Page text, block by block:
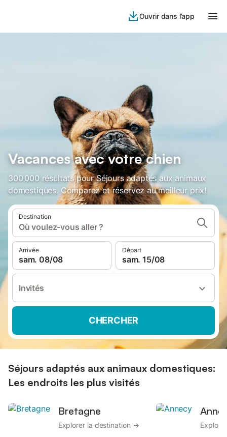
Ouvrir dans l’app
Vacances avec votre chien
300 000 résultats pour Séjours adaptés aux animaux
domestiques. Comparez et réservez au meilleur prix!
Destination
Où voulez-vous aller ?
Arrivée
sam. 08/08
Départ
sam. 15/08
Invités
CHERCHER
Séjours adaptés aux animaux domestiques:
Les endroits les plus visités
Bretagne
Explorer la destination →